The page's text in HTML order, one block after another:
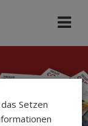
Setzen